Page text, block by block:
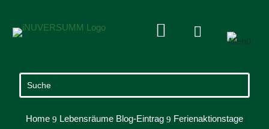
 
Home 9 Lebensräume Blog-Eintrag 9 Ferienaktionstage